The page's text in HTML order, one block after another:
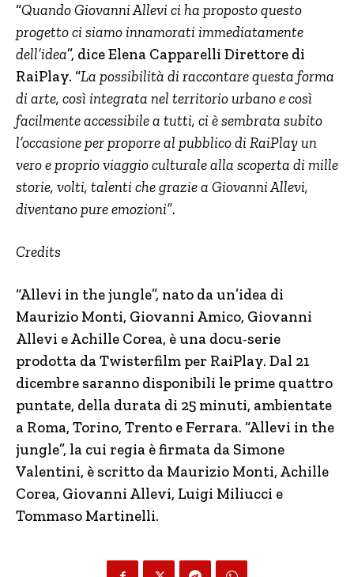
“Quando Giovanni Allevi ci ha proposto questo
progetto ci siamo innamorati immediatamente
dell’idea”, dice Elena Capparelli Direttore di
RaiPlay. “La possibilità di raccontare questa forma
di arte, così integrata nel territorio urbano e così
facilmente accessibile a tutti, ci è sembrata subito
l’occasione per proporre al pubblico di RaiPlay un
vero e proprio viaggio culturale alla scoperta di mille
storie, volti, talenti che grazie a Giovanni Allevi,
diventano pure emozioni”.
Credits
“Allevi in the jungle”, nato da un’idea di
Maurizio Monti, Giovanni Amico, Giovanni
Allevi e Achille Corea, è una docu-serie
prodotta da Twisterfilm per RaiPlay. Dal 21
dicembre saranno disponibili le prime quattro
puntate, della durata di 25 minuti, ambientate
a Roma, Torino, Trento e Ferrara. “Allevi in the
jungle”, la cui regia è firmata da Simone
Valentini, è scritto da Maurizio Monti, Achille
Corea, Giovanni Allevi, Luigi Miliucci e
Tommaso Martinelli.